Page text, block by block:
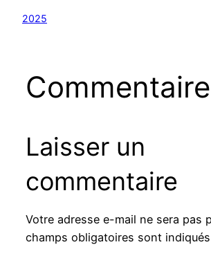
2025
Laisser un
commentaire
Votre adresse e-mail ne sera pas
champs obligatoires sont